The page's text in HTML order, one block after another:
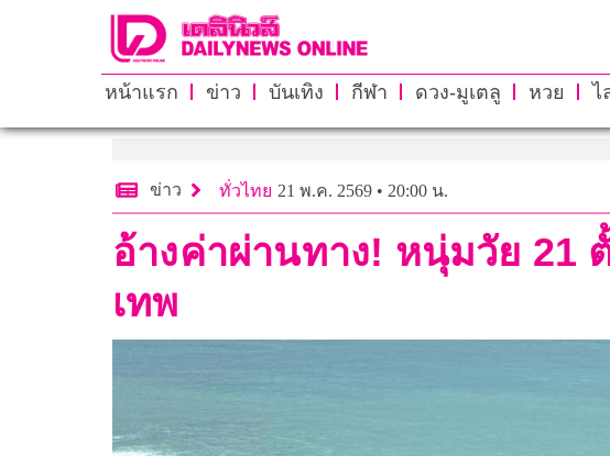
หน้าแรก ข่าว บันเทิง กีฬา ดวง-มูเตลู หวย ไ
ข่าว ทั่วไทย 21 พ.ค. 2569 • 20:00 น.
อ้างค่าผ่านทาง! หนุ่มวัย 21
เทพ